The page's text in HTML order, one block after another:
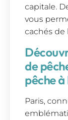
capitale.
vous
cachés de
de
pêche à
Paris,